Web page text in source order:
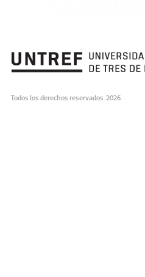
Todos los derechos reservados. 2026